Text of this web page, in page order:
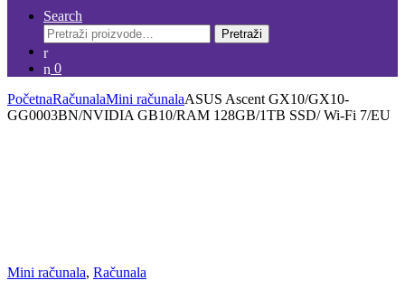
Search
Pretraži:
Pretraži
0
PočetnaRačunalaMini računalaASUS Ascent GX10/GX10-
GG0003BN/NVIDIA GB10/RAM 128GB/1TB SSD/ Wi-Fi 7/EU
Mini računala, Računala